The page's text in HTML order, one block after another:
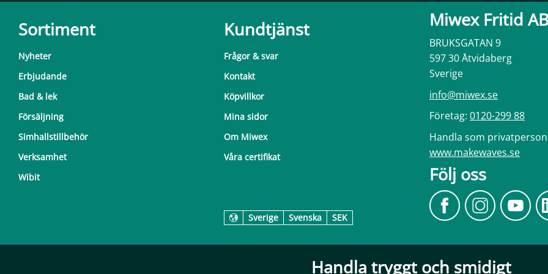
Sortiment
Nyheter
Erbjudande
Bad & lek
Försäljning
Simhallstillbehör
Verksamhet
Wibit
Kundtjänst
Frågor & svar
Kontakt
Köpvillkor
Mina sidor
Om Miwex
Våra certifikat
Sverige Svenska SEK
Miwex Fritid AB
BRUKSGATAN 9
597 30 Åtvidaberg
Sverige
info@miwex.se
Företag: 0120-299 88
Handla som
www.makewaves.se
Följ oss
Handla tryggt och smidigt